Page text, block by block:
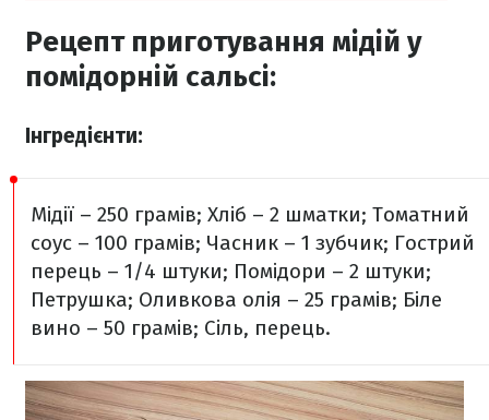
Рецепт приготування мідій у
помідорній сальсі:
Інгредієнти:
Мідії – 250 грамів; Хліб – 2 шматки; Томатний
соус – 100 грамів; Часник – 1 зубчик; Гострий
перець – 1/4 штуки; Помідори – 2 штуки;
Петрушка; Оливкова олія – 25 грамів; Біле
вино – 50 грамів; Сіль, перець.